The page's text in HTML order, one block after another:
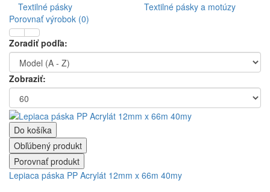
Textilné pásky
Textilné pásky a motúzy
Porovnať výrobok (0)
Zoradiť podľa:
Zobraziť:
Do košíka
Obľúbený produkt
Porovnať produkt
Lepiaca páska PP Acrylát 12mm x 66m 40my